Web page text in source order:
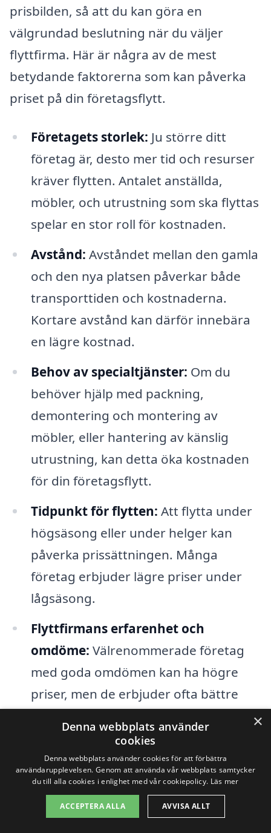
prisbilden, så att du kan göra en
välgrundad beslutning när du väljer
flyttfirma. Här är några av de mest
betydande faktorerna som kan påverka
priset på din företagsflytt.
Företagets storlek: Ju större ditt
företag är, desto mer tid och resurser
kräver flytten. Antalet anställda,
möbler, och utrustning som ska flyttas
spelar en stor roll för kostnaden.
Avstånd: Avståndet mellan den gamla
och den nya platsen påverkar både
transporttiden och kostnaderna.
Kortare avstånd kan därför innebära
en lägre kostnad.
Behov av specialtjänster: Om du
behöver hjälp med packning,
demontering och montering av
möbler, eller hantering av känslig
utrustning, kan detta öka kostnaden
för din företagsflytt.
Tidpunkt för flytten: Att flytta under
högsäsong eller under helger kan
påverka prissättningen. Många
företag erbjuder lägre priser under
lågsäsong.
Flyttfirmans erfarenhet och
omdöme: Välrenommerade företag
med goda omdömen kan ha högre
priser, men de erbjuder ofta bättre
För att få en exakt offert för din
företagsflytt i Upphärad är det en bra idé
att samla in flera olika erbjudanden från
olika flyttföretag. Genom att fylla i en
×
Denna webbplats använder
cookies
Denna webbplats använder cookies för att förbättra
användarupplevelsen. Genom att använda vår webbplats samtycker
du till alla cookies i enlighet med vår cookiepolicy. Läs mer
ACCEPTERA ALLA AVVISA ALLT